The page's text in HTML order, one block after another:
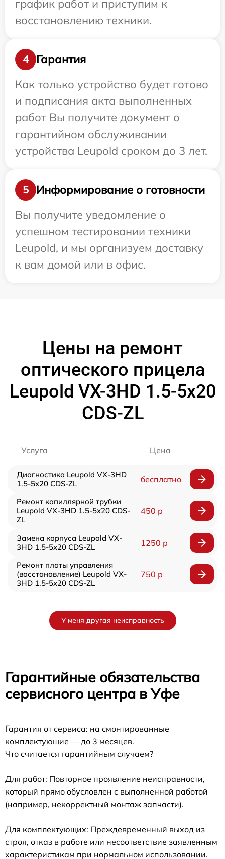
график работ и приступим к
восстановлению техники.
4
Гарантия
Как только устройство будет готово
и подписания акта выполненных
работ Вы получите документ о
гарантийном обслуживании
устройства Leupold сроком до 3 лет.
5
Информирование о готовности
Вы получите уведомление о
успешном тестировании техники
Leupold, и мы организуем доставку
к вам домой или в офис.
Цены на ремонт
оптического прицела
Leupold VX-3HD 1.5-5x20
CDS-ZL
Услуга Цена
Диагностика Leupold VX-3HD
1.5-5x20 CDS-ZL
бесплатно
Ремонт капиллярной трубки
Leupold VX-3HD 1.5-5x20 CDS-
ZL
450 р
Замена корпуса Leupold VX-
3HD 1.5-5x20 CDS-ZL
1250 р
Ремонт платы управления
(восстановление) Leupold VX-
3HD 1.5-5x20 CDS-ZL
750 р
У меня другая неисправность
Гарантийные обязательства
сервисного центра в Уфе
Гарантия от сервиса: на смонтированные
комплектующие — до 3 месяцев.
Что считается гарантийным случаем?
Для работ: Повторное проявление неисправности,
который прямо обусловлен с выполненной работой
(например, некорректный монтаж запчасти).
Для комплектующих: Преждевременный выход из
строя, отказ в работе или несоответствие заявленным
характеристикам при нормальном использовании.